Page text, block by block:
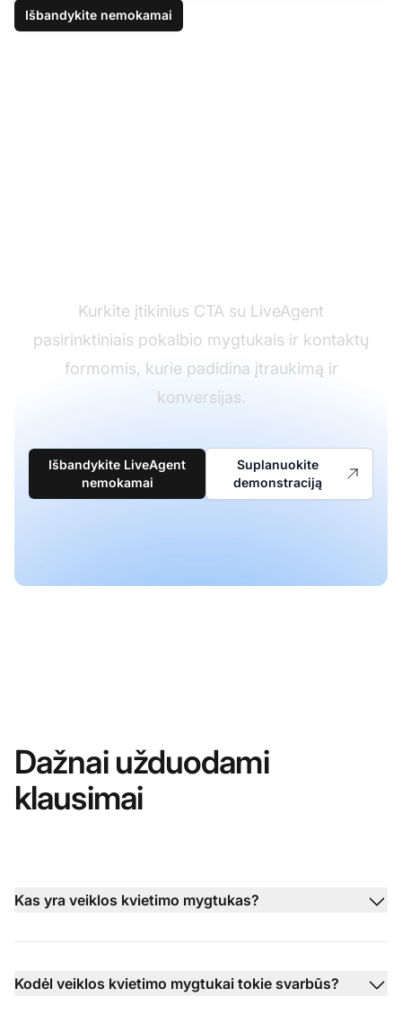
Išbandykite nemokamai
Kurkite įtikinius CTA su LiveAgent
pasirinktiniais pokalbio mygtukais ir kontaktų
formomis, kurie padidina įtraukimą ir
konversijas.
Išbandykite LiveAgent
nemokamai
Suplanuokite
demonstraciją
Dažnai užduodami
klausimai
Kas yra veiklos kvietimo mygtukas?
Kodėl veiklos kvietimo mygtukai tokie svarbūs?